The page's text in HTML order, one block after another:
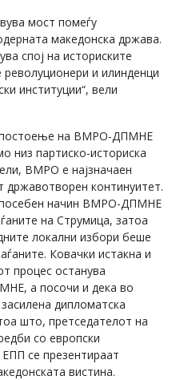
мост помеѓу
македонска држава.
спој на историските
и илинденци
институции“, вели
постоење на ВМРО-ДПМНЕ
низ партиско-историска
ВМРО е најзначаен
државотворен континуитет.
посебен начин ВМРО-ДПМНЕ
на Струмица, затоа
локални избори беше
Ковачки истакна и
процес останува
а посочи и дека во
дипломатска
што, претседателот на
со европски
се презентираат
вистина.